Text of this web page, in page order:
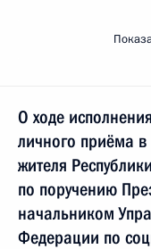
О ходе
личного приёма
жителя
по поручению
начальником
Федерации по